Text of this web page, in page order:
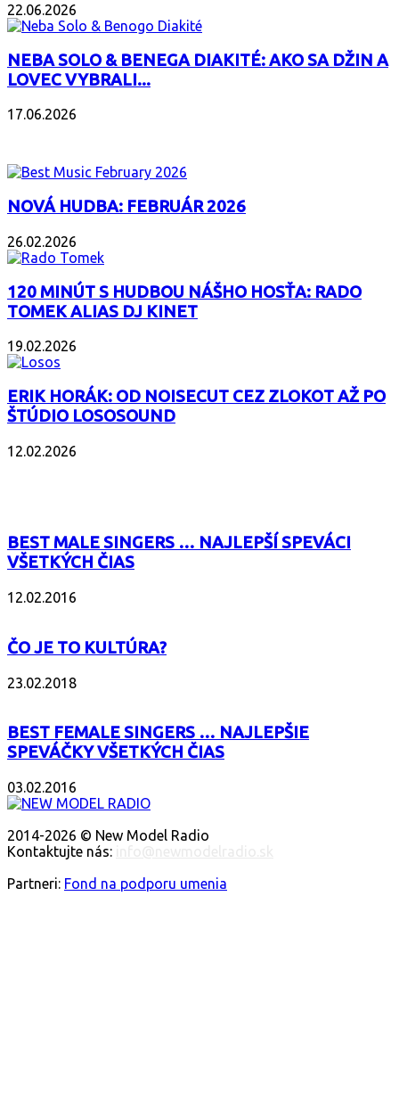
22.06.2026
NEBA SOLO & BENEGA DIAKITÉ: AKO SA DŽIN A
LOVEC VYBRALI...
17.06.2026
NOVÁ HUDBA: FEBRUÁR 2026
26.02.2026
120 MINÚT S HUDBOU NÁŠHO HOSŤA: RADO
TOMEK ALIAS DJ KINET
19.02.2026
ERIK HORÁK: OD NOISECUT CEZ ZLOKOT AŽ PO
ŠTÚDIO LOSOSOUND
12.02.2026
BEST MALE SINGERS … NAJLEPŠÍ SPEVÁCI
VŠETKÝCH ČIAS
12.02.2016
ČO JE TO KULTÚRA?
23.02.2018
BEST FEMALE SINGERS … NAJLEPŠIE
SPEVÁČKY VŠETKÝCH ČIAS
03.02.2016
2014-2026 © New Model Radio
Kontaktujte nás:
Partneri: Fond na podporu umenia